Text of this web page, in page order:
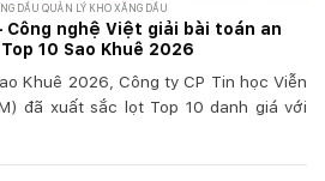
DẦU QUẢN LÝ KHO XĂNG DẦU
– Công nghệ Việt giải bài toán an
10 Sao Khuê 2026
Khuê 2026, Công ty CP Tin học Viễn
đã xuất sắc lọt Top 10 danh giá với